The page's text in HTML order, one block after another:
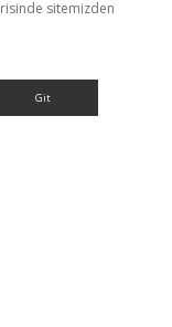
sitemizden